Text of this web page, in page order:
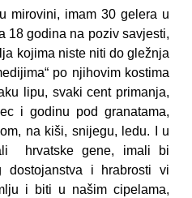
mirovini, imam 30 gelera u
18 godina na poziv savjesti,
kojima niste niti do gležnja
po njihovim kostima
lipu, svaki cent primanja,
i godinu pod granatama,
na kiši, snijegu, ledu. I u
hrvatske gene, imali bi
dostojanstva i hrabrosti vi
i biti u našim cipelama,